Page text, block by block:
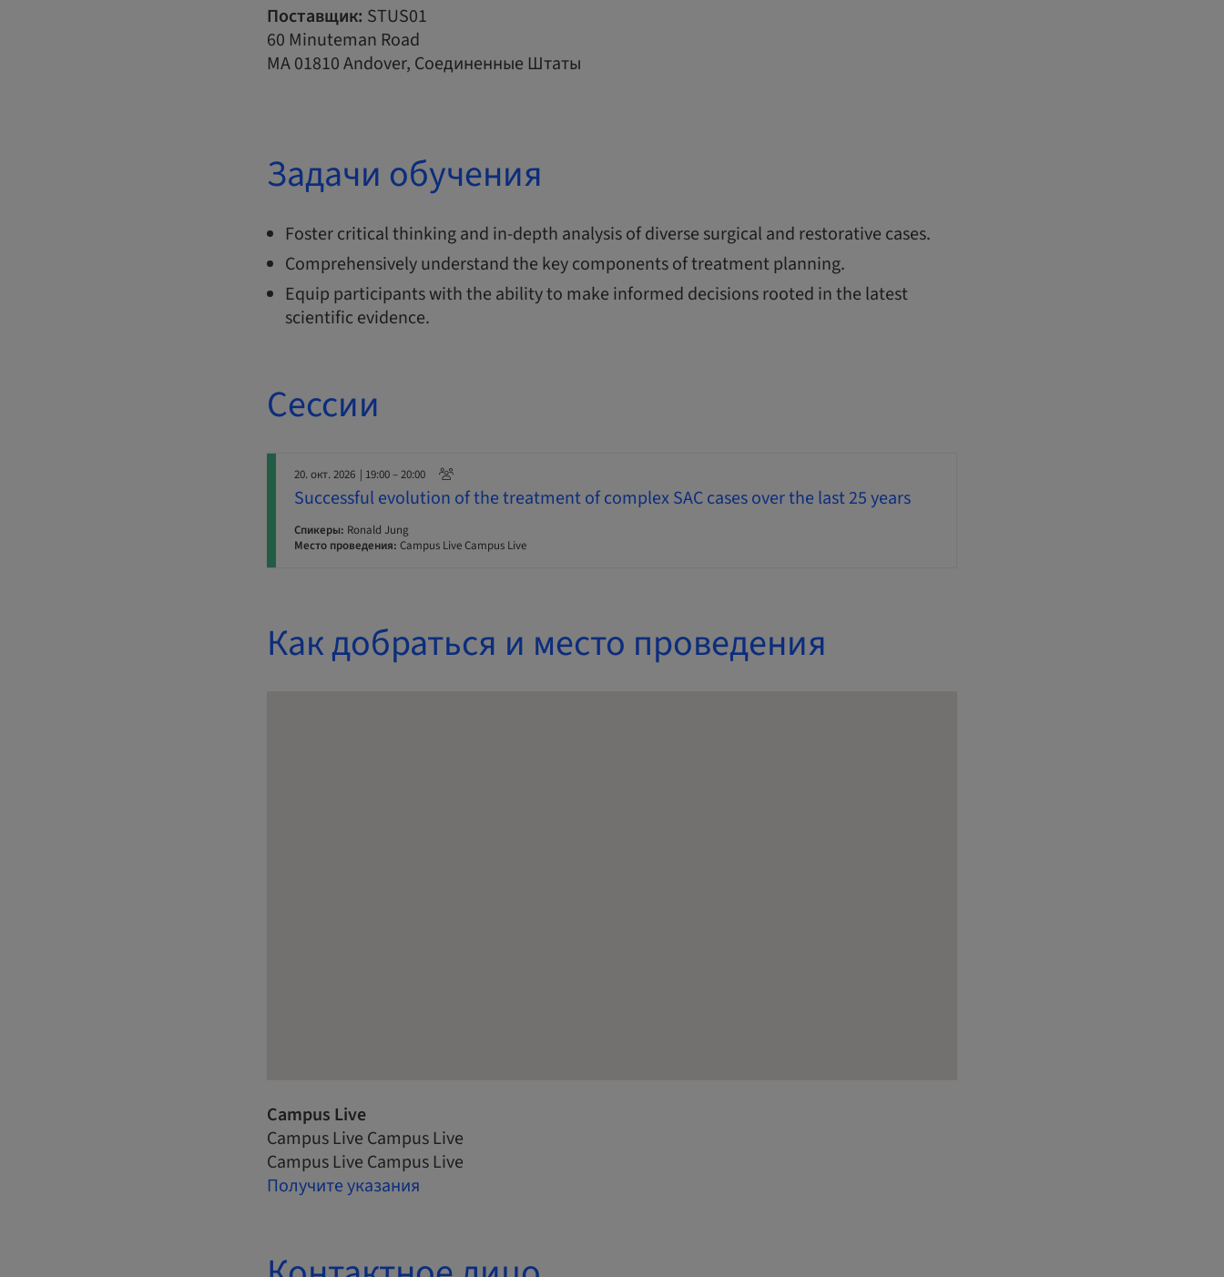
Поставщик: STUS01
60 Minuteman Road
MA 01810 Andover, Соединенные Штаты
Задачи обучения
Foster critical thinking and in-depth analysis of diverse surgical and restorative cases.
Comprehensively understand the key components of treatment planning.
Equip participants with the ability to make informed decisions rooted in the latest
scientific evidence.
Сессии
20. окт. 2026 | 19:00 – 20:00
Successful evolution of the treatment of complex SAC cases over the last 25 years
Спикеры: Ronald Jung
Место проведения: Campus Live Campus Live
Как добраться и место проведения
Campus Live
Campus Live Campus Live
Campus Live Campus Live
Получите указания